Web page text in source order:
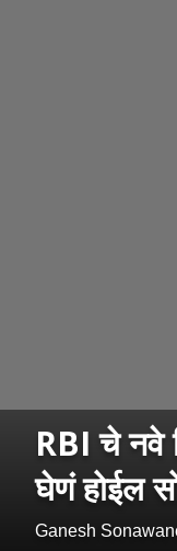
RBI चे नवे
घेणं होईल
Ganesh